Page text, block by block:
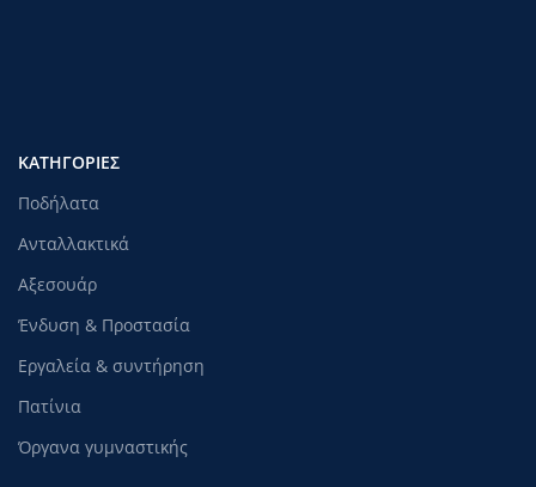
ΚΑΤΗΓΟΡΊΕΣ
Ποδήλατα
Ανταλλακτικά
Αξεσουάρ
Ένδυση & Προστασία
Εργαλεία & συντήρηση
Πατίνια
Όργανα γυμναστικής